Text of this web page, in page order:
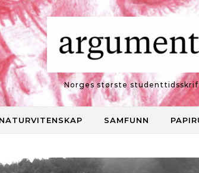
Norges største
SAMFUNN